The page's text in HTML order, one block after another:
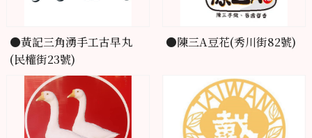
●黃記三角湧手工古早丸
(民權街23號)
●陳三A豆花(秀川街82號)